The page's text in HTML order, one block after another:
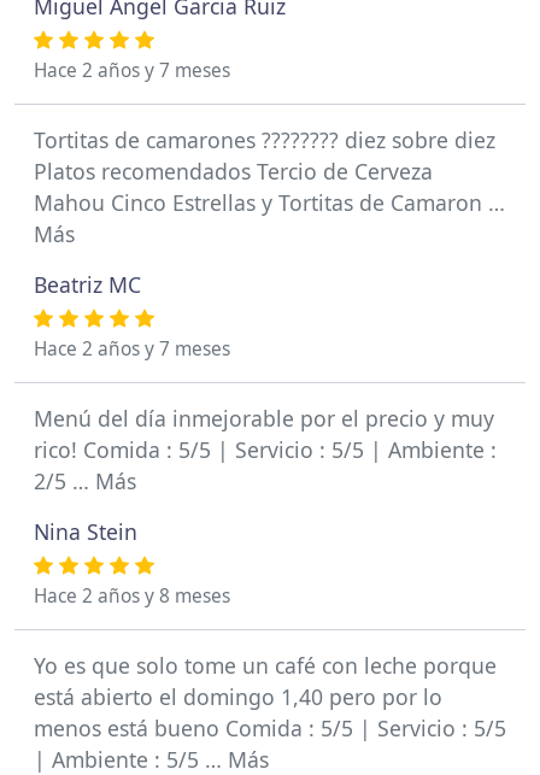
Hace 2 años y 7 meses
Tortitas de camarones ???????? diez sobre diez
Platos recomendados Tercio de Cerveza
Mahou Cinco Estrellas y Tortitas de Camaron …
Más
Beatriz MC
Hace 2 años y 7 meses
Menú del día inmejorable por el precio y muy
rico! Comida : 5/5 | Servicio : 5/5 | Ambiente :
2/5 … Más
Nina Stein
Hace 2 años y 8 meses
Yo es que solo tome un café con leche porque
está abierto el domingo 1,40 pero por lo
menos está bueno Comida : 5/5 | Servicio : 5/5
| Ambiente : 5/5 … Más